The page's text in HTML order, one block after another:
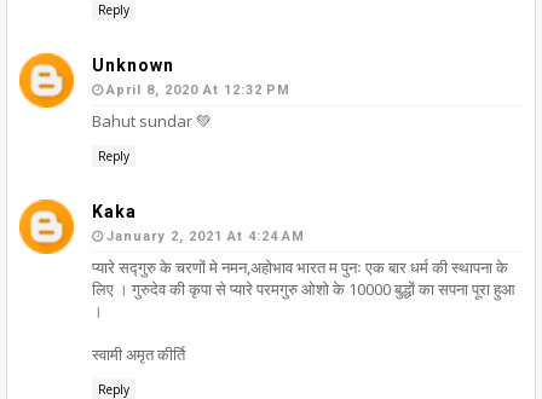
Reply
Unknown
April 8, 2020 At 12:32 PM
Bahut sundar 💚
Reply
Kaka
January 2, 2021 At 4:24 AM
प्यारे सद्गुरु के चरणों मे नमन,अहोभाव भारत म पुनः एक बार धर्म की स्थापना के
लिए । गुरुदेव की कृपा से प्यारे परमगुरु ओशो के 10000 बुद्धों का सपना पूरा हुआ
।
स्वामी अमृत कीर्ति
Reply